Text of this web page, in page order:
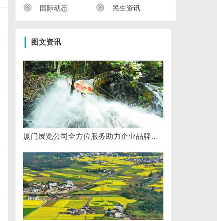
国际动态 民生资讯
图文资讯
厦门展览公司全方位服务助力企业品牌打造与市场开拓